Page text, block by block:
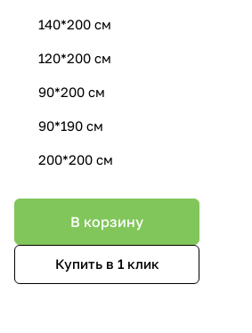
140*200 см
120*200 см
90*200 см
90*190 см
200*200 см
В корзину
Купить в 1 клик